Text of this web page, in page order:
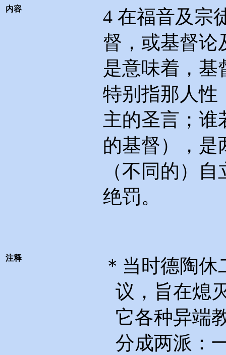
内容 4 在福音及宗
督，或基督论
是意味着，基
特别指那人性
主的圣言；谁
的基督），是
（不同的）
绝罚。
注释
＊当时德陶
议，旨在熄
它各种异端
分成两派：